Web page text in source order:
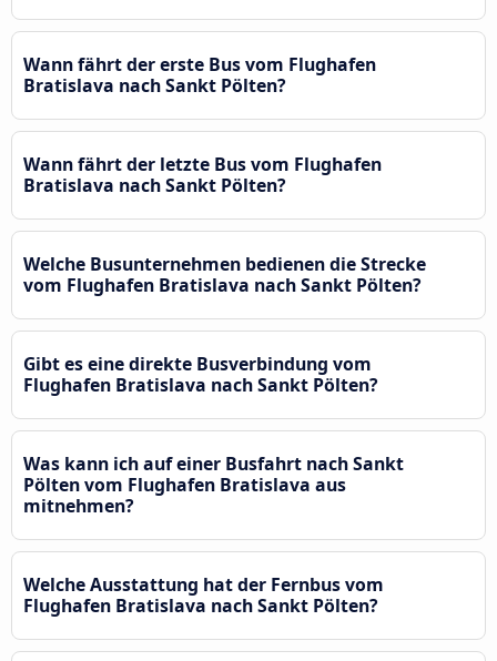
Wann fährt der erste Bus vom Flughafen
Bratislava nach Sankt Pölten?
Wann fährt der letzte Bus vom Flughafen
Bratislava nach Sankt Pölten?
Welche Busunternehmen bedienen die Strecke
vom Flughafen Bratislava nach Sankt Pölten?
Gibt es eine direkte Busverbindung vom
Flughafen Bratislava nach Sankt Pölten?
Was kann ich auf einer Busfahrt nach Sankt
Pölten vom Flughafen Bratislava aus
mitnehmen?
Welche Ausstattung hat der Fernbus vom
Flughafen Bratislava nach Sankt Pölten?